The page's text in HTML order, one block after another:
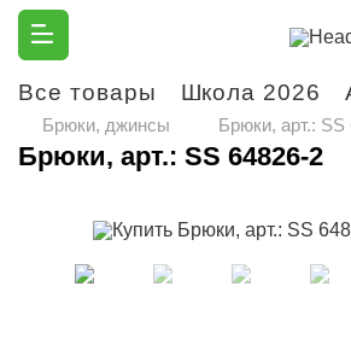
Все товары Школа 2026
Брюки, джинсы Брюки, арт.: SS
Брюки, арт.: SS 64826-2